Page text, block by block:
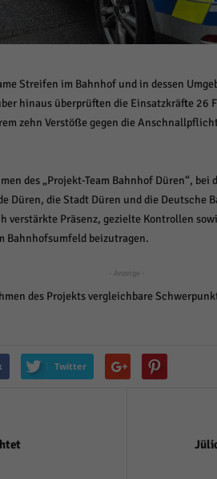
Streifen im Bahnhof und in dessen
hinaus überprüften die Einsatzkräfte 26
zehn Verstöße gegen die
des „Projekt-Team Bahnhof Düren“,
Düren, die Stadt Düren und die Deutsche
verstärkte Präsenz, gezielte Kontrollen
Bahnhofsumfeld beizutragen.
- Anzeige -
des Projekts vergleichbare
Twitter
Datenschutzeinstellungen
Essenziell (1)
Essenzielle Cookies ermöglichen
Statistiken (1)
Statistik Cookies erfassen
Marketing (1)
Marketing-Cookies werden von
Wenn Cookies von externen
keiner manuellen Einwilligung mehr.